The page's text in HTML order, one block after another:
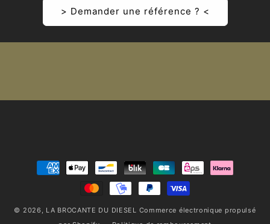
> Demander une référence ? <
Moyens
© 2026, LA BROCANTE DU DIESEL Commerce électronique propulsé